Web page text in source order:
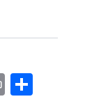
Print